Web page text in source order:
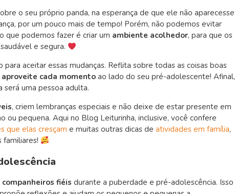
o seu próprio panda, na esperança de que ele não
por um pouco mais de tempo! Porém, não podemos evitar
que podemos fazer é criar um ambiente acolhedor, para que os
e segura.
aceitar essas mudanças. Reflita sobre todas as coisas boas
aproveite cada momento ao lado do seu pré-adolescente! Afinal,
será uma pessoa adulta.
, criem lembranças especiais e não deixe de estar presente em
ou pequena. Aqui no Blog Leiturinha, inclusive, você confere
que elas cresçam e muitas outras dicas de atividades em família,
fiéis durante a puberdade e pré-adolescência. Isso